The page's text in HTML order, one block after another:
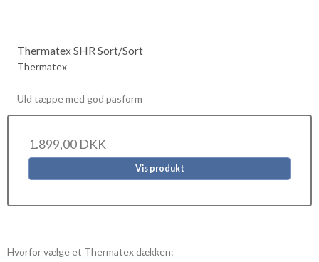
Thermatex SHR Sort/Sort
Thermatex
Uld tæppe med god pasform
1.899,00 DKK
Vis produkt
Hvorfor vælge et Thermatex dækken: